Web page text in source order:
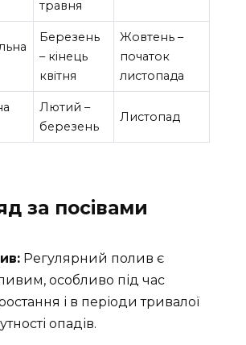
травня
Березень
– кінець
квітня
Жовтень –
початок
листопада
Лютий –
березень
Листопад
за посівами
Регулярний полив є
особливо під час
і в періоди тривалої
опадів.